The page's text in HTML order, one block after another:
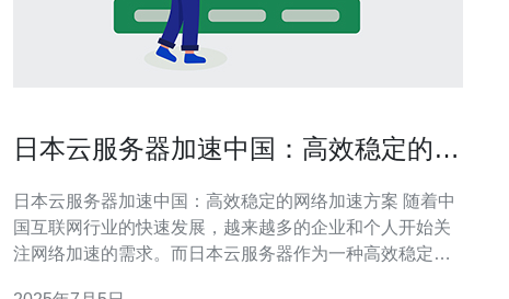
日本云服务器加速中国：高效稳定的网
日本云服务器加速中国：高效稳定的网络加速方案 随着中
国互联网行业的快速发展，越来越多的企业和个人开始关
注网络加速的需求。而日本云服务器作为一种高效稳定的